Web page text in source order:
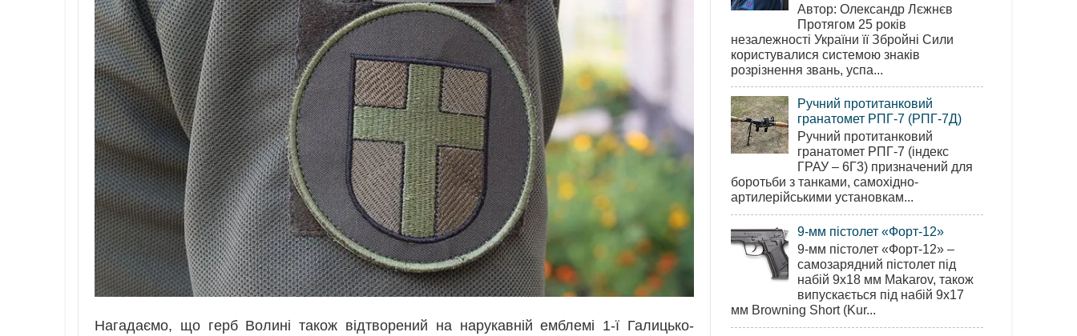
Нагадаємо, що герб Волині також відтворений на нарукавній емблемі 1-ї Галицько-
Автор: Олександр Лєжнєв
Протягом 25 років
незалежності України її Збройні Сили
користувалися системою знаків
розрізнення звань, успа...
Ручний протитанковий
гранатомет РПГ-7 (РПГ-7Д)
Ручний протитанковий
гранатомет РПГ-7 (індекс
ГРАУ – 6Г3) призначений для
боротьби з танками, самохідно-
артилерійськими установкам...
9-мм пістолет «Форт-12»
9-мм пістолет «Форт-12» –
самозарядний пістолет під
набій 9х18 мм Makarov, також
випускається під набій 9х17
мм Browning Short (Kur...